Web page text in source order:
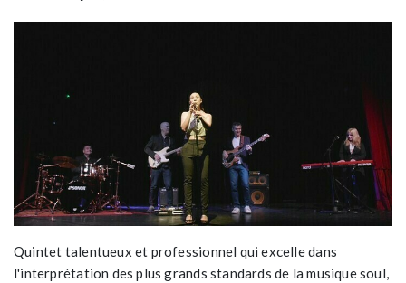
Quintet talentueux et professionnel qui excelle dans
l'interprétation des plus grands standards de la musique soul,